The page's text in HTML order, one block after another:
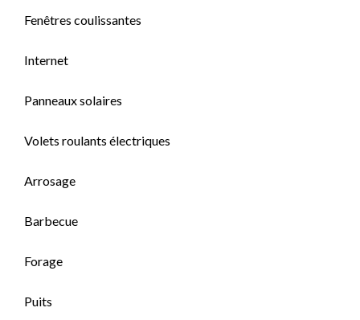
Fenêtres coulissantes
Internet
Panneaux solaires
Volets roulants électriques
Arrosage
Barbecue
Forage
Puits